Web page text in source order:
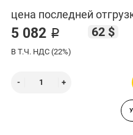
цена последней
5 082 ₽ 62 $
В Т.Ч. НДС (22%)